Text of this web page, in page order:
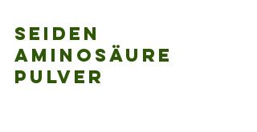
Seiden
Aminosäure
Pulver